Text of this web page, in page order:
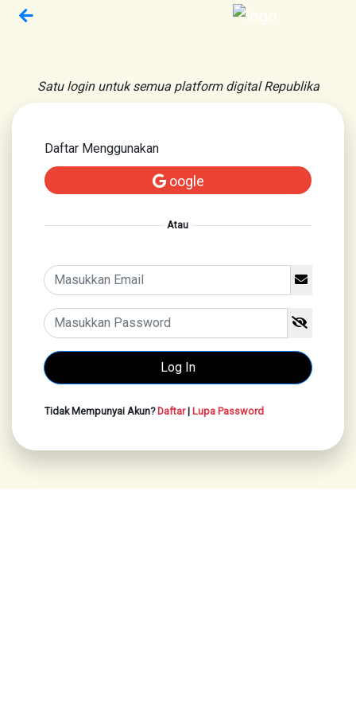
Satu login untuk semua platform digital Republika
Daftar Menggunakan
oogle
Atau
Tidak Mempunyai Akun?Daftar| Lupa Password